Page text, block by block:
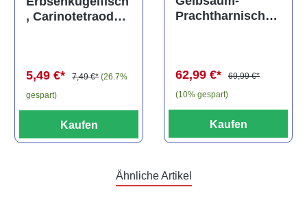
, Carinotetraodon
5,49 €* 7,49 €* (26.7%
gespart)
Kaufen
Prachtharnischw
62,99 €*
69,99 €*
(10% gespart)
Kaufen
Ähnliche Artikel